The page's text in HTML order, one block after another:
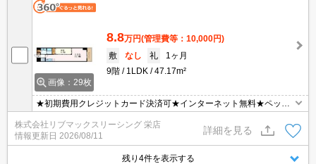
画像：29枚
8.8万円(管理費等：10,000円)
敷
なし 礼
1ヶ月
9階
1LDK 47.17m²
★初期費用クレジットカード決済可★インターネット無料★ペット
ーやドラックストアが徒歩圏内にあって便利な立地です♪ オンライ
ン内見・WEB契約等、ご来店なしでご契約可能です！
株式会社リブマックスリーシング 栄店
情報更新日 2026/08/11
詳細を見る
残り4件を表示する